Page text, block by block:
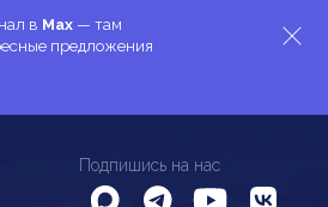
в Max — там
предложения
Подпишись на нас